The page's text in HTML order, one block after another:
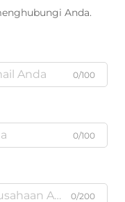
Anda.
0/100
0/100
0/200